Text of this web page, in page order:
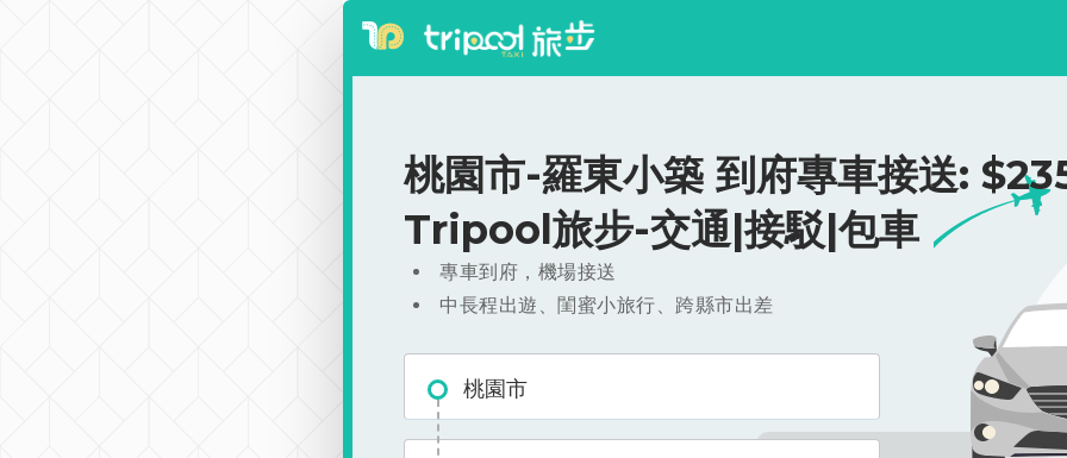
桃園市-羅東小築 到府專車接送:
Tripool旅步-交通|接駁|包車
專車到府，機場接送
中長程出遊、閨蜜小旅行、跨縣市出差
桃園市